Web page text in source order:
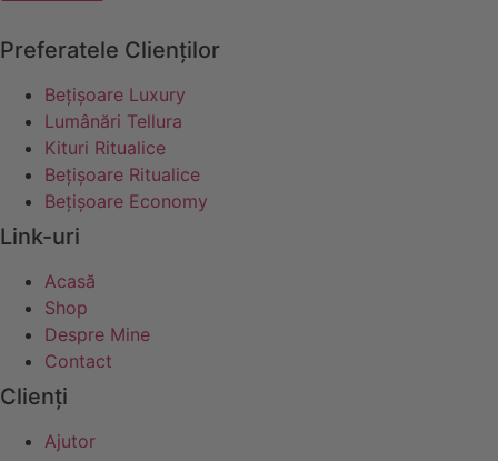
Preferatele Clienților
Bețișoare Luxury
Lumânări Tellura
Kituri Ritualice
Bețișoare Ritualice
Bețișoare Economy
Link-uri
Acasă
Shop
Despre Mine
Contact
Clienți
Ajutor